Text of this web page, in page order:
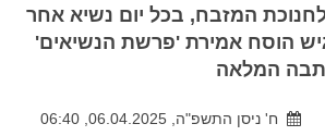
המזבח, בכל יום נשיא אחר
הוסח אמירת 'פרשת הנשיאים'
המלאה
ח' ניסן התשפ"ה, 06.04.2025, 06:40